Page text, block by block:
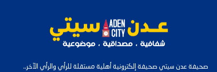
صحيفة عدن سيتي صحيفة إلكترونية أهلية مستقلة للرأي والرأي الآخر..